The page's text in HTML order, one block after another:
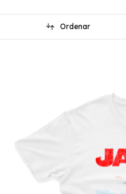
Ordenar